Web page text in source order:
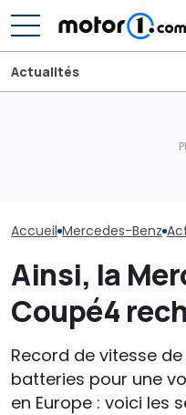
Actualités
Accueil Mercedes-Benz
Ainsi, la
Coupé4
Record de vitesse
batteries pour une
en Europe : voici les